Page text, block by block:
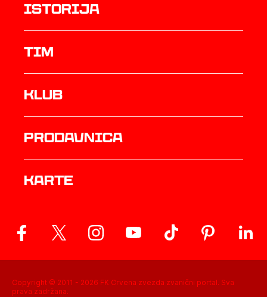
istorija
TIM
Klub
prodavnica
Karte
Copyright © 2011 - 2026 FK Crvena zvezda zvanični portal. Sva
prava zadržana.